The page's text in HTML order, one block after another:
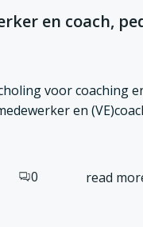
en coach,
voor coaching
en
0 read